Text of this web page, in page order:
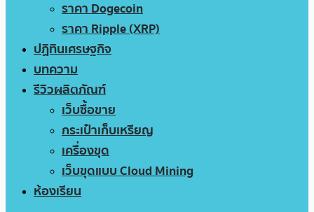
ราคา Dogecoin
ราคา Ripple (XRP)
ปฏิทินเศรษฐกิจ
บทความ
รีวิวผลิตภัณฑ์
เว็บซื้อขาย
กระเป๋าเก็บเหรียญ
เครื่องขุด
เว็บขุดแบบ Cloud Mining
ห้องเรียน